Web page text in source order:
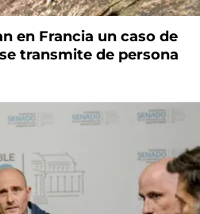
en Francia un caso de
transmite de persona